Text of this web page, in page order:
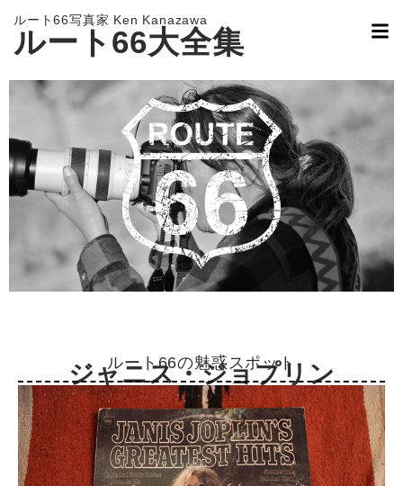
ルート66写真家 Ken Kanazawa
ルート66大全集
ルート66の魅惑スポット
ジャニス・ジョプリン